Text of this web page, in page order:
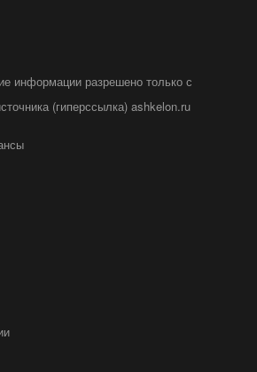
информации разрешено только с
(гиперссылка) ashkelon.ru